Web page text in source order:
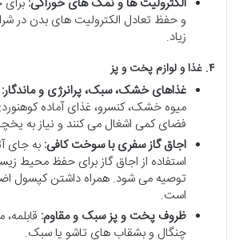
و حفظ تعادل الکترولیت های بدن در
زیاد.
۴. غذا و لوازم پخت و پز
غذاهای خشک، سبک، پرانرژی و ماندگار:
میوه خشک، کنسرو، غذای آماده
فضای کمی اشغال می کنند و نیاز به
اجاق گاز سفری با سوخت کافی: به جای
استفاده از اجاق گاز برای حفظ محیط
توصیه می شود. همراه داشتن کپسول
است.
ظروف پخت و پز سبک و مقاوم:
چنگال و بشقاب های تاشو یا سبک.